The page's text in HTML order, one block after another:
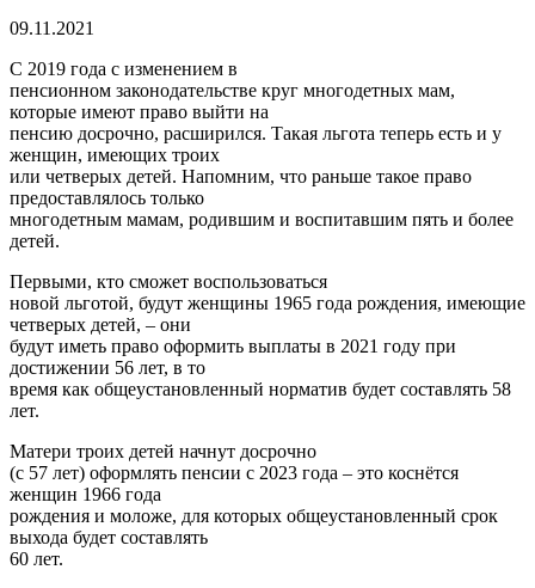
09.11.2021
C 2019 года с изменением в
пенсионном законодательстве круг многодетных мам,
которые имеют право выйти на
пенсию досрочно, расширился. Такая льгота теперь есть и у
женщин, имеющих троих
или четверых детей. Напомним, что раньше такое право
предоставлялось только
многодетным мамам, родившим и воспитавшим пять и более
детей.
Первыми, кто сможет воспользоваться
новой льготой, будут женщины 1965 года рождения, имеющие
четверых детей, – они
будут иметь право оформить выплаты в 2021 году при
достижении 56 лет, в то
время как общеустановленный норматив будет составлять 58
лет.
Матери троих детей начнут досрочно
(с 57 лет) оформлять пенсии с 2023 года – это коснётся
женщин 1966 года
рождения и моложе, для которых общеустановленный срок
выхода будет составлять
60 лет.